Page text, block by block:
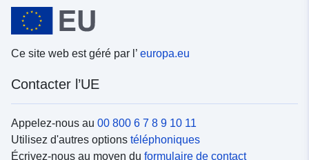
Ce site web est géré par l’ europa.eu
Contacter l’UE
Appelez-nous au 00 800 6 7 8 9 10 11
Utilisez d'autres options téléphoniques
Écrivez-nous au moyen du formulaire de contact